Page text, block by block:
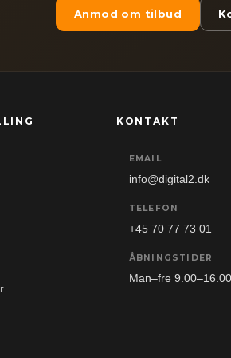
Anmod om tilbud
KONTAKT
EMAIL
info@digital2.dk
TELEFON
+45 70 77 73 01
ÅBNINGSTIDER
Man–fre 9.00–16.00